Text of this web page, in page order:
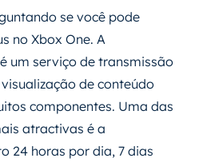
se você pode
no Xbox One. A
um serviço de transmissão
de conteúdo
componentes. Uma das
atractivas é a
24 horas por dia, 7 dias